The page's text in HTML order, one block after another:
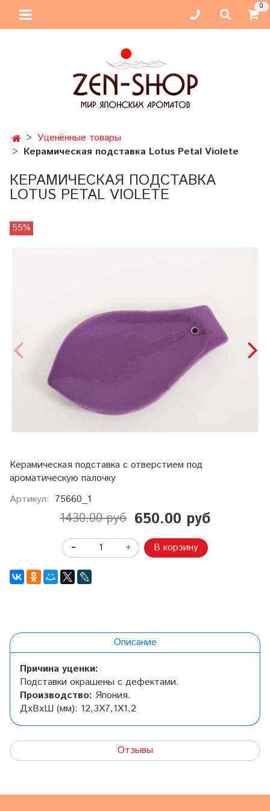
0
Уценённые товары
Керамическая подставка Lotus Petal Violete
КЕРАМИЧЕСКАЯ ПОДСТАВКА
LOTUS PETAL VIOLETE
55%
Керамическая подставка с отверстием под
ароматическую палочку
Артикул: 75660_1
1430.00 руб 650.00 руб
В корзину
Описание
Причина уценки:
Подставки окрашены с дефектами.
Производство: Япония.
ДхВхШ (мм): 12,3Х7,1Х1,2
Отзывы